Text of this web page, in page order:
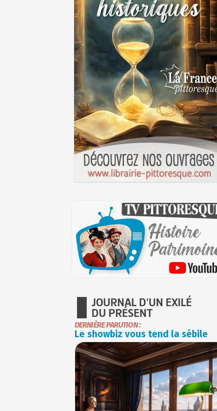
JOURNAL D'UN EXILÉ
DU PRÉSENT
DERNIÈRE PARUTION :
Le showbiz vous tend la sébile